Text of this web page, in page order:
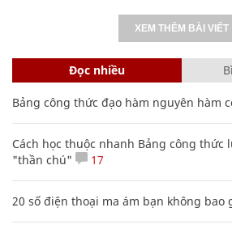
XEM THÊM BÀI VIẾT
Đọc nhiều
Bảng công thức đạo hàm nguyên hàm
Cách học thuộc nhanh Bảng công thức
"thần chú"
17
20 số điện thoại ma ám bạn không bao